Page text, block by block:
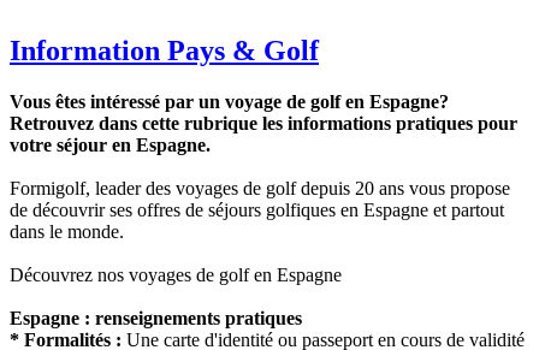
Information Pays & Golf
Vous êtes intéressé par un voyage de golf en Espagne?
Retrouvez dans cette rubrique les informations pratiques pour
votre séjour en Espagne.
Formigolf, leader des voyages de golf depuis 20 ans vous propose
de découvrir ses offres de séjours golfiques en Espagne et partout
dans le monde.
Découvrez nos voyages de golf en Espagne
Espagne : renseignements pratiques
* Formalités : Une carte d'identité ou passeport en cours de validité